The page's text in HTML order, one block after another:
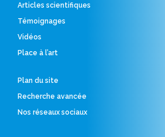
Articles scientifiques
Témoignages
Vidéos
Place à l’art
Plan du site
Recherche avancée
Nos réseaux sociaux